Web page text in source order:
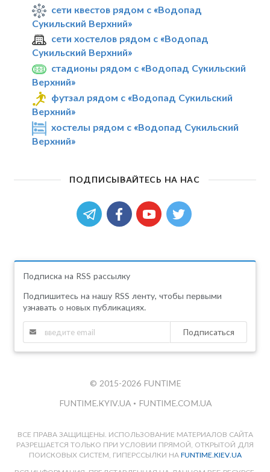
сети квестов рядом с «Водопад
Сукильский Верхний»
сети хостелов рядом с «Водопад
Сукильский Верхний»
стадионы рядом с «Водопад Сукильский
Верхний»
футзал рядом с «Водопад Сукильский
Верхний»
хостелы рядом с «Водопад Сукильский
Верхний»
ПОДПИСЫВАЙТЕСЬ НА НАС
Подписка на RSS рассылку
Подпишитесь на нашу RSS ленту, чтобы первыми
узнавать о новых публикациях.
Подписаться
© 2015-2026 FUNTIME
FUNTIME.KYIV.UA • FUNTIME.COM.UA
ВСЕ ПРАВА ЗАЩИЩЕНЫ. ИСПОЛЬЗОВАНИЕ МАТЕРИАЛОВ САЙТА
РАЗРЕШАЕТСЯ ТОЛЬКО ПРИ УСЛОВИИ ПРЯМОЙ, ОТКРЫТОЙ ДЛЯ
ПОИСКОВЫХ СИСТЕМ, ГИПЕРССЫЛКИ НА FUNTIME.KIEV.UA